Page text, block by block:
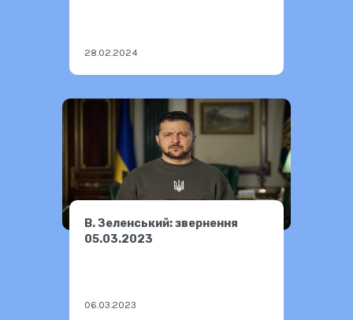
28.02.2024
В. Зеленський: звернення
05.03.2023
06.03.2023